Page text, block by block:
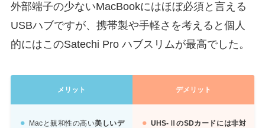
外部端子の少ないMacBookにはほぼ必須と言える
USBハブですが、携帯製や手軽さを考えると個人
的にはこのSatechi Pro ハブスリムが最高でした。
メリット デメリット
Macと親和性の高い美しいデ
UHS-ⅡのSDカードには非対